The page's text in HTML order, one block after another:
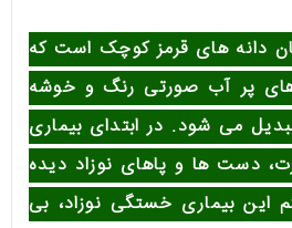
دانه های قرمز کوچک است که
های پر آب صورتی رنگ و خوشه
می شود. در ابتدای بیماری
دست ها و پاهای نوزاد دیده
این بیماری خستگی نوزاد، بی